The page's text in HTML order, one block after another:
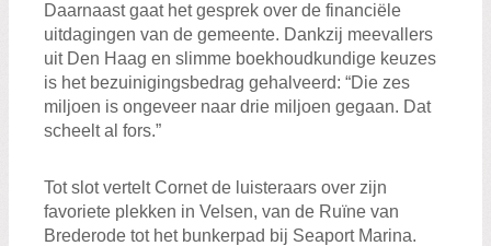
Daarnaast gaat het gesprek over de financiële
uitdagingen van de gemeente. Dankzij meevallers
uit Den Haag en slimme boekhoudkundige keuzes
is het bezuinigingsbedrag gehalveerd: “Die zes
miljoen is ongeveer naar drie miljoen gegaan. Dat
scheelt al fors.”
Tot slot vertelt Cornet de luisteraars over zijn
favoriete plekken in Velsen, van de Ruïne van
Brederode tot het bunkerpad bij Seaport Marina.